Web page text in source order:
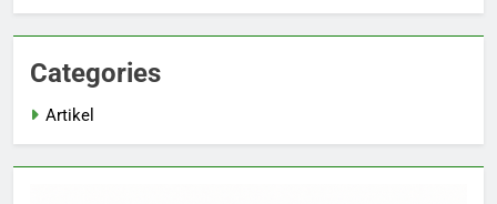
Categories
Artikel